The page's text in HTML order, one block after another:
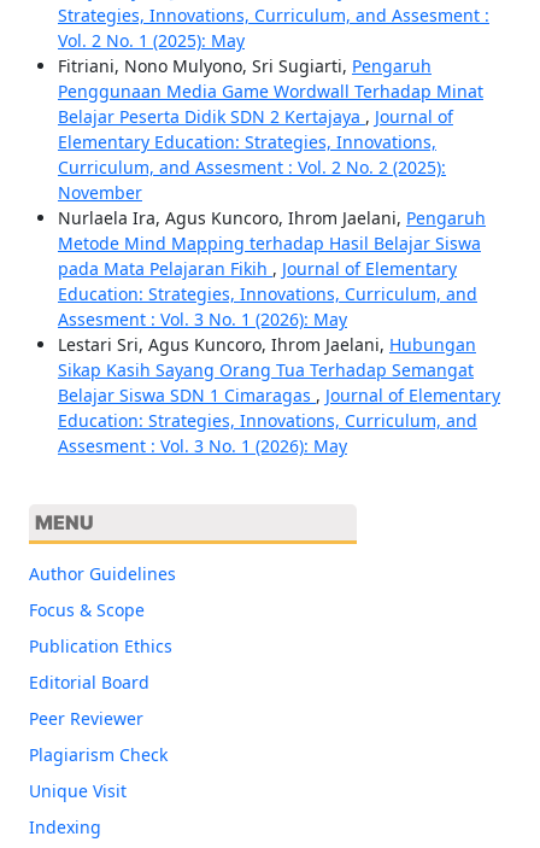
Strategies, Innovations, Curriculum, and Assesment :
Vol. 2 No. 1 (2025): May
Fitriani, Nono Mulyono, Sri Sugiarti, Pengaruh
Penggunaan Media Game Wordwall Terhadap Minat
Belajar Peserta Didik SDN 2 Kertajaya , Journal of
Elementary Education: Strategies, Innovations,
Curriculum, and Assesment : Vol. 2 No. 2 (2025):
November
Nurlaela Ira, Agus Kuncoro, Ihrom Jaelani, Pengaruh
Metode Mind Mapping terhadap Hasil Belajar Siswa
pada Mata Pelajaran Fikih , Journal of Elementary
Education: Strategies, Innovations, Curriculum, and
Assesment : Vol. 3 No. 1 (2026): May
Lestari Sri, Agus Kuncoro, Ihrom Jaelani, Hubungan
Sikap Kasih Sayang Orang Tua Terhadap Semangat
Belajar Siswa SDN 1 Cimaragas , Journal of Elementary
Education: Strategies, Innovations, Curriculum, and
Assesment : Vol. 3 No. 1 (2026): May
MENU
Author Guidelines
Focus & Scope
Publication Ethics
Editorial Board
Peer Reviewer
Plagiarism Check
Unique Visit
Indexing